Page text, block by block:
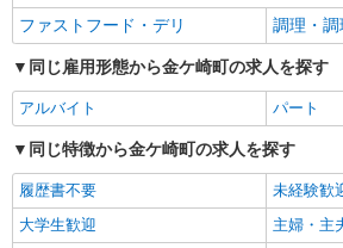
ファストフード・デリ
調理・
同じ雇用形態から金ケ崎町の求人を探す
アルバイト パート
同じ特徴から金ケ崎町の求人を探す
履歴書不要
未経験歓
大学生歓迎
主婦・主